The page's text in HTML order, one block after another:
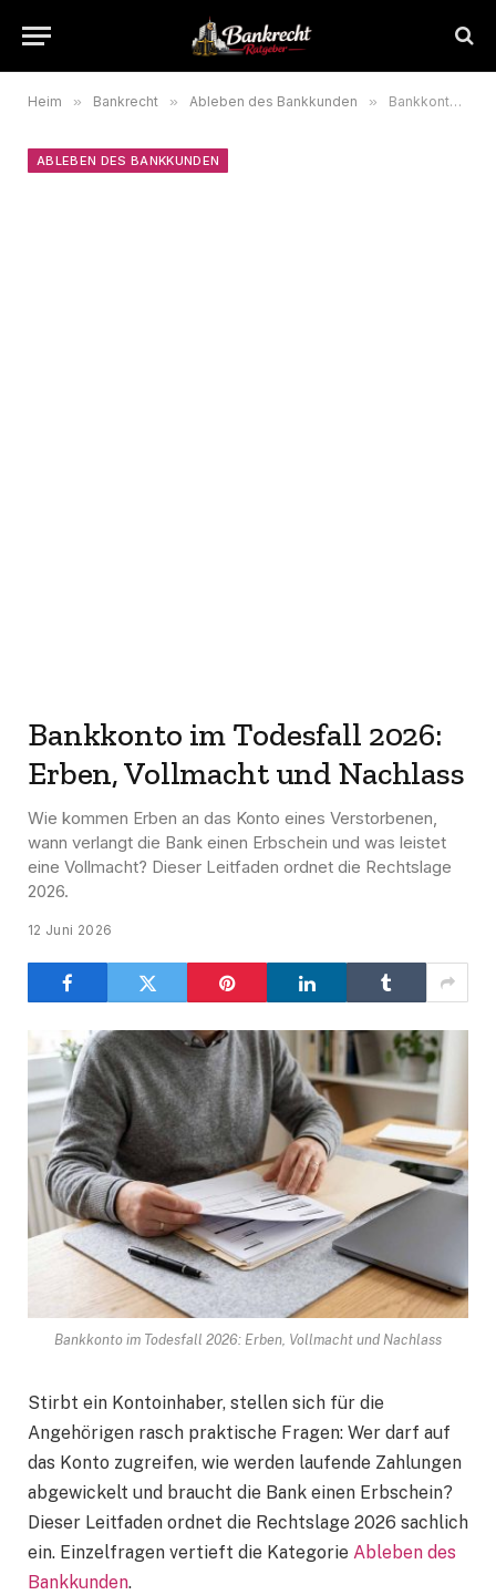
Heim » Bankrecht » Ableben des Bankkunden » Bankkonto im Todesfall 2026: Erben, Vollmacht und Nachlass
ABLEBEN DES BANKKUNDEN
Bankkonto im Todesfall 2026:
Erben, Vollmacht und Nachlass
Wie kommen Erben an das Konto eines Verstorbenen,
wann verlangt die Bank einen Erbschein und was leistet
eine Vollmacht? Dieser Leitfaden ordnet die Rechtslage
2026.
12 Juni 2026
Bankkonto im Todesfall 2026: Erben, Vollmacht und Nachlass
Stirbt ein Kontoinhaber, stellen sich für die
Angehörigen rasch praktische Fragen: Wer darf auf
das Konto zugreifen, wie werden laufende Zahlungen
abgewickelt und braucht die Bank einen Erbschein?
Dieser Leitfaden ordnet die Rechtslage 2026 sachlich
ein. Einzelfragen vertieft die Kategorie Ableben des
Bankkunden.